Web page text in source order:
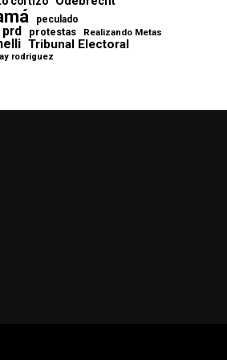
peculado
prd protestas Realizando Metas
Tribunal Electoral
rodriguez